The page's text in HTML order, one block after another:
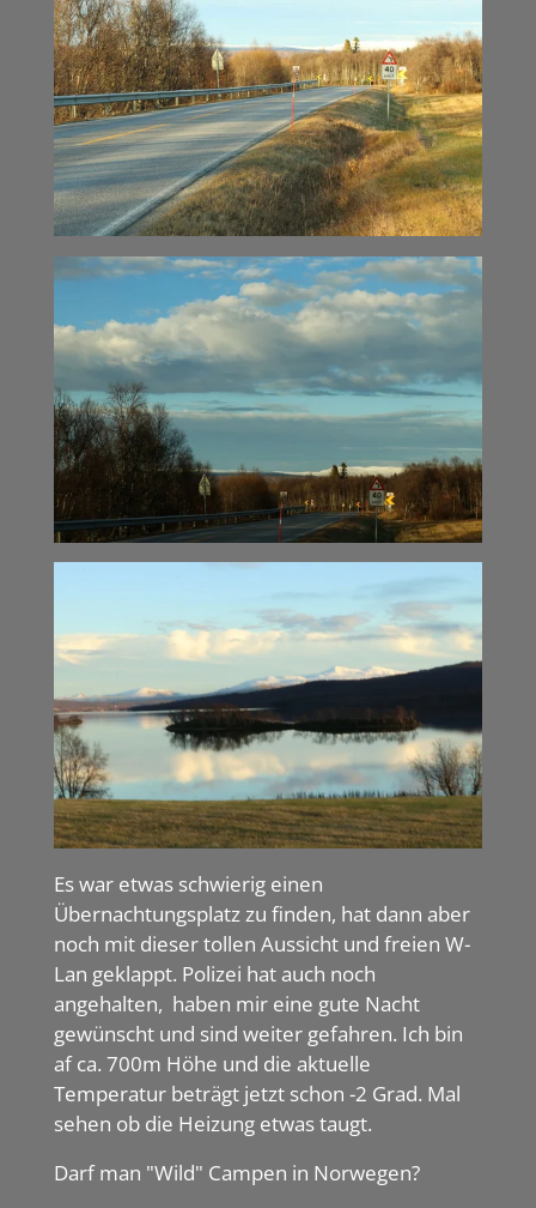
Es war etwas schwierig einen
Übernachtungsplatz zu finden, hat dann aber
noch mit dieser tollen Aussicht und freien W-
Lan geklappt. Polizei hat auch noch
angehalten, haben mir eine gute Nacht
gewünscht und sind weiter gefahren. Ich bin
af ca. 700m Höhe und die aktuelle
Temperatur beträgt jetzt schon -2 Grad. Mal
sehen ob die Heizung etwas taugt.
Darf man "Wild" Campen in Norwegen?